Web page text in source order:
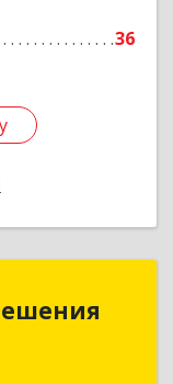
36
решения
г,